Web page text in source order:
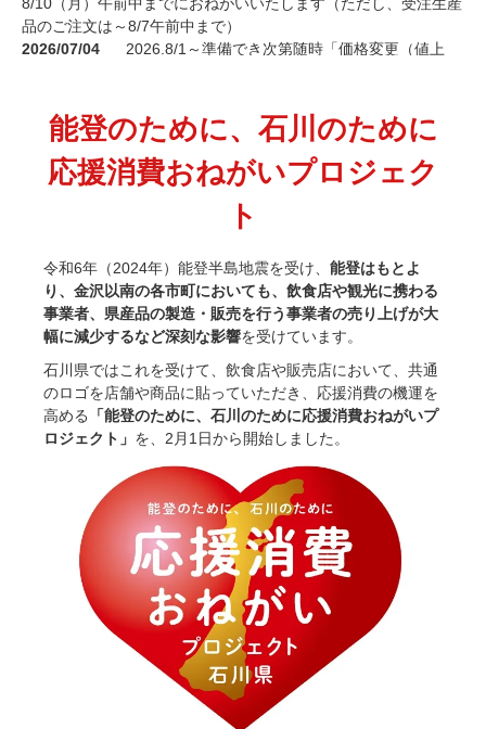
品のご注文は～8/7午前中まで）
2026/07/04
2026.8/1～準備でき次第随時「価格変更（値上
ポイント進呈→3ポイント進呈に！！
2026/02/14
ハム屋（天狗ハム）の作るこだわり「ハムカツ」
が販売されました！
2025/08/29
「卸販売」を開始いたしました！まずはお問合せ
お届け先1か所に付き10,800円（税込）以上ご購
ど）もございます）
2025/07/14
会員登録後のお買い物がお得に！！ポイントにつ
いても変更しました<(_ _)>
2025/05/13
天狗ハムオンラインショップ会員様限定！
3％OFF商品を増やしました(^^)/
2025/01/05
「お肉」のご注文は「お急ぎ便」「当日出荷」の
対象外です。詳しくは各ページの「商品説明」欄をご確認くださ
い。
に、備考欄にその旨をご記入ください。品物が準備出来次第、発
送させていただきます。
2025/01/05
「地域から元気に！！」天狗ハムでは【金沢市】
の「ふるさと納税返礼品」に提供しております。
能登のために、石川のために
応援消費おねがいプロジェク
ト
令和6年（2024年）能登半島地震を受け、 能登はもとよ
り、金沢以南の各市町においても、飲食店や観光に携わる
事業者、県産品の製造・販売を行う事業者の売り上げが大
幅に減少するなど深刻な影響を受けています。
石川県ではこれを受けて、飲食店や販売店において、共通
のロゴを店舗や商品に貼っていただき、応援消費の機運を
高める
「能登のために、石川のために応援消費おねがいプ
ロジェクト」 を、2月1日から開始しました。